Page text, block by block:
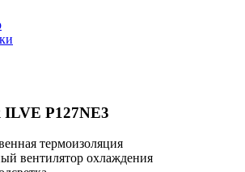
P127NE3
термоизоляция
вентилятор охлаждения